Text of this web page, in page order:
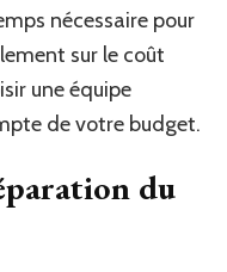
nécessaire pour
sur le coût
une équipe
de votre budget.
du